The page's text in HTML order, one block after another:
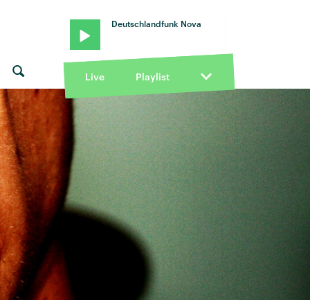
Deutschlandfunk Nova
Live Playlist